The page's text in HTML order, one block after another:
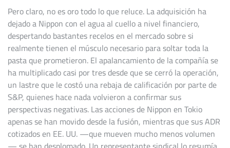
Pero claro, no es oro todo lo que reluce. La adquisición ha
dejado a Nippon con el agua al cuello a nivel financiero,
despertando bastantes recelos en el mercado sobre si
realmente tienen el músculo necesario para soltar toda la
pasta que prometieron. El apalancamiento de la compañía se
ha multiplicado casi por tres desde que se cerró la operación,
un lastre que le costó una rebaja de calificación por parte de
S&P, quienes hace nada volvieron a confirmar sus
perspectivas negativas. Las acciones de Nippon en Tokio
apenas se han movido desde la fusión, mientras que sus ADR
cotizados en EE. UU. —que mueven mucho menos volumen